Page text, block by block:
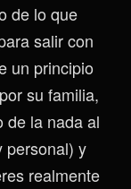
de lo que
salir con
un principio
su familia,
de la nada al
personal) y
realmente